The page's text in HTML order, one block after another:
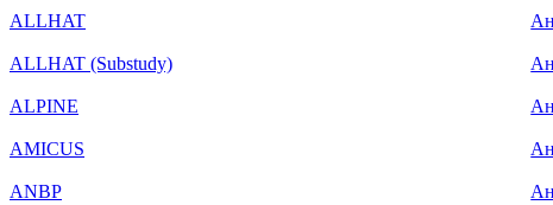
ALLHAT
ALLHAT (Substudy)
ALPINE
AMICUS
ANBP